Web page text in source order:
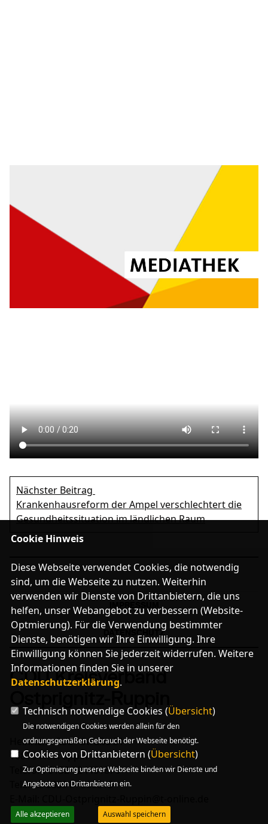
Nächster Beitrag
Krankenhausreform der Ampel verschlechtert die
Gesundheitssituation im ländlichen Raum
IMPRESSUM
DATENSCHUTZ
CDU Kreisverband
Heinrich - Rau - Straße 31
16816 Neuruppin
Telefon: 0152 - 24481876
Telefax: 03391 - 509613
Cookie Hinweis
Diese Webseite verwendet Cookies, die notwendig
sind, um die Webseite zu nutzen. Weiterhin
verwenden wir Dienste von Drittanbietern, die uns
helfen, unser Webangebot zu verbessern (Website-
Optmierung). Für die Verwendung bestimmter
Dienste, benötigen wir Ihre Einwilligung. Ihre
Einwilligung können Sie jederzeit widerrufen. Weitere
Informationen finden Sie in unserer
Datenschutzerklärung.
Technisch notwendige Cookies (Übersicht)
Die notwendigen Cookies werden allein für den
ordnungsgemäßen Gebrauch der Webseite benötigt.
Cookies von Drittanbietern (Übersicht)
Zur Optimierung unserer Webseite binden wir Dienste und
Angebote von Drittanbietern ein.
Alle akzeptieren Auswahl speichern